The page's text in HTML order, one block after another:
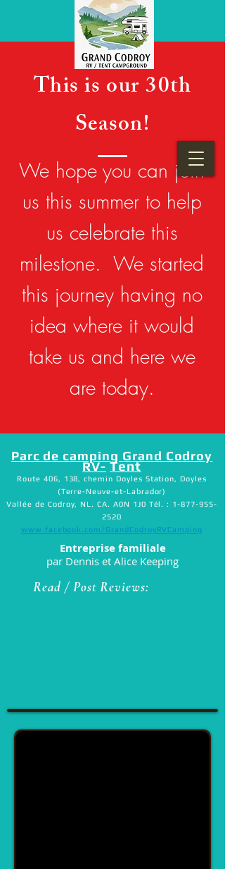
Parc de camping Grand Codroy
RV- Tent
Route 406, 138, chemin Doyles Station, Doyles
(Terre-Neuve-et-Labrador)
Vallée de Codroy, NL. CA. A0N 1J0 Tél. : 1-877-955-
2520
www.facebook.com/GrandCodroyRVCamping
Entreprise familiale
par Dennis et Alice Keeping
Read / Post Reviews:
This is our 30th
Season!
We hope you can join
us this summer to help
us celebrate this
milestone. We started
this journey having no
idea where it would
take us and here we
are today.